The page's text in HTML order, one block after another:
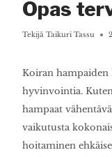
Opas
Tekijä Taikuri Tassu
Koiran
hyvinvointia.
hampaat
vaikutusta
hoitaminen